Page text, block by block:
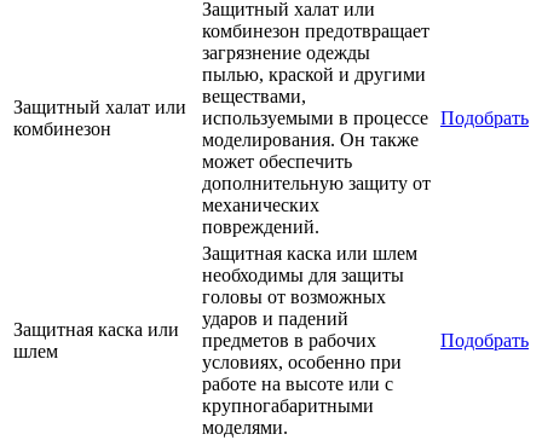
Защитный халат или
комбинезон
Защитный халат или
комбинезон предотвращает
загрязнение одежды
пылью, краской и другими
веществами,
используемыми в процессе
моделирования. Он также
может обеспечить
дополнительную защиту от
механических
повреждений.
Подобрать
Защитная каска или
шлем
Защитная каска или шлем
необходимы для защиты
головы от возможных
ударов и падений
предметов в рабочих
условиях, особенно при
работе на высоте или с
крупногабаритными
моделями.
Подобрать